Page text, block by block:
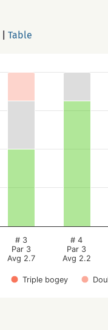
Table
Triple bogey
# 3
Par 3
Avg 2.7
# 4
Par 3
Avg 2.2